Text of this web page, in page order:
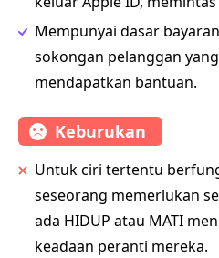
Mempunyai dasar
sokongan pelanggan
mendapatkan bantuan.
Keburukan
Untuk ciri tertentu
seseorang memerlukan
ada HIDUP atau MATI
keadaan peranti mereka.